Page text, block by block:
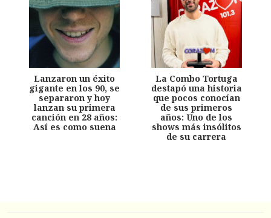
Lanzaron un éxito
gigante en los 90, se
separaron y hoy
lanzan su primera
canción en 28 años:
Así es como suena
La Combo Tortuga
destapó una historia
que pocos conocían
de sus primeros
años: Uno de los
shows más insólitos
de su carrera